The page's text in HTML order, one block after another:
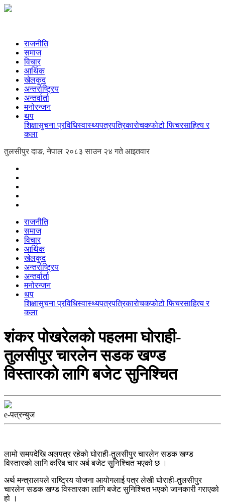
राजनीति
समाज
विचार
आर्थिक
खेलकुद
अन्तर्राष्ट्रिय
अन्तर्वार्ता
मनोरन्जन
थप
शिक्षासुचना प्रविधिस्वास्थ्यपत्रपत्रिकारोचकफोटो फिचरसाहित्य र
कला
तुलसीपुर दाङ, नेपाल २०८३ साउन २४ गते आइतवार
राजनीति
समाज
विचार
आर्थिक
खेलकुद
अन्तर्राष्ट्रिय
अन्तर्वार्ता
मनोरन्जन
थप
शिक्षासुचना प्रविधिस्वास्थ्यपत्रपत्रिकारोचकफोटो फिचरसाहित्य र
कला
शंकर पोखरेलकाे पहलमा घोराही-
तुलसीपुर चारलेन सडक खण्ड
विस्तारको लागि बजेट सुनिश्चित
e-पत्रन्युज
लामो समयदेखि अलपत्र रहेको घोराही-तुलसीपुर चारलेन सडक खण्ड
विस्तारको लागि करिब चार अर्ब बजेट सुनिश्चित भएको छ ।
अर्थ मन्त्रालयले राष्ट्रिय योजना आयोगलाई पत्र लेखी घोराही-तुलसीपुर
चारलेन सडक खण्ड विस्तारका लागि बजेट सुनिश्चित भएको जानकारी गराएको
हो ।